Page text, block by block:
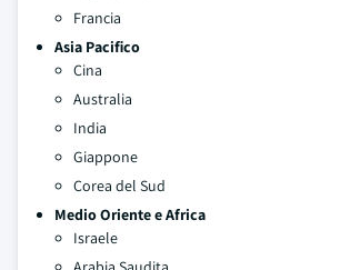
Francia
Asia Pacifico
Cina
Australia
India
Giappone
Corea del Sud
Medio Oriente e Africa
Israele